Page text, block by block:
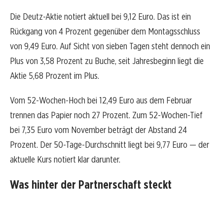
Die Deutz-Aktie notiert aktuell bei 9,12 Euro. Das ist ein
Rückgang von 4 Prozent gegenüber dem Montagsschluss
von 9,49 Euro. Auf Sicht von sieben Tagen steht dennoch ein
Plus von 3,58 Prozent zu Buche, seit Jahresbeginn liegt die
Aktie 5,68 Prozent im Plus.
Vom 52-Wochen-Hoch bei 12,49 Euro aus dem Februar
trennen das Papier noch 27 Prozent. Zum 52-Wochen-Tief
bei 7,35 Euro vom November beträgt der Abstand 24
Prozent. Der 50-Tage-Durchschnitt liegt bei 9,77 Euro — der
aktuelle Kurs notiert klar darunter.
Was hinter der Partnerschaft steckt